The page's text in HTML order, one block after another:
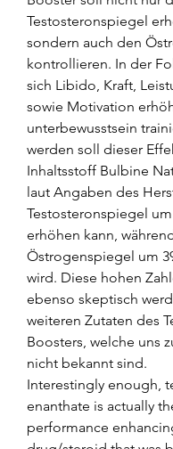
Testosteronspiegel
sondern auch den
kontrollieren. In der
sich Libido, Kraft,
sowie Motivation
unterbewusstsein
werden soll dieser
Inhaltsstoff Bulbine
laut Angaben des
Testosteronspiegel um
erhöhen kann,
Östrogenspiegel um
wird. Diese hohen
ebenso skeptisch
weiteren Zutaten des
Boosters, welche uns
nicht bekannt sind.
Interestingly enough,
enanthate is actually
performance